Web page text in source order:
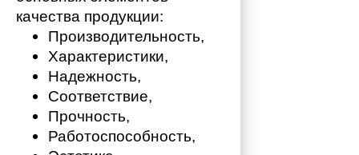
качества продукции:
Производительность,
Характеристики,
Надежность,
Соответствие,
Прочность,
Работоспособность,